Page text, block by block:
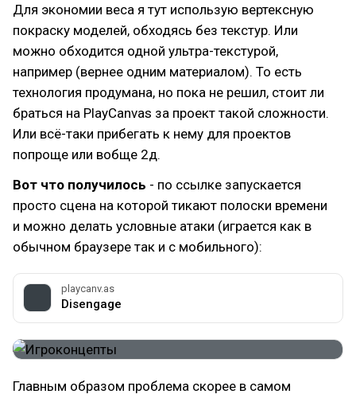
Для экономии веса я тут использую вертексную
покраску моделей, обходясь без текстур. Или
можно обходится одной ультра-текстурой,
например (вернее одним материалом). То есть
технология продумана, но пока не решил, стоит ли
браться на PlayCanvas за проект такой сложности.
Или всё-таки прибегать к нему для проектов
попроще или вобще 2д.
Вот что получилось - по ссылке запускается
просто сцена на которой тикают полоски времени
и можно делать условные атаки (играется как в
обычном браузере так и с мобильного):
playcanv.as
Disengage
Главным образом проблема скорее в самом